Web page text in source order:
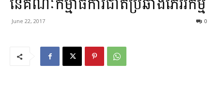
June 22, 2017 0